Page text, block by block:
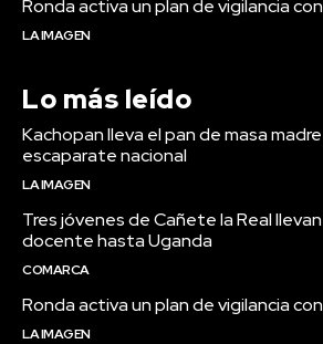
Ronda activa un plan de vigilancia
LA IMAGEN
Lo más leído
Kachopan lleva el pan de masa
escaparate nacional
LA IMAGEN
Tres jóvenes de Cañete la Real
docente hasta Uganda
COMARCA
Ronda activa un plan de vigilancia
LA IMAGEN